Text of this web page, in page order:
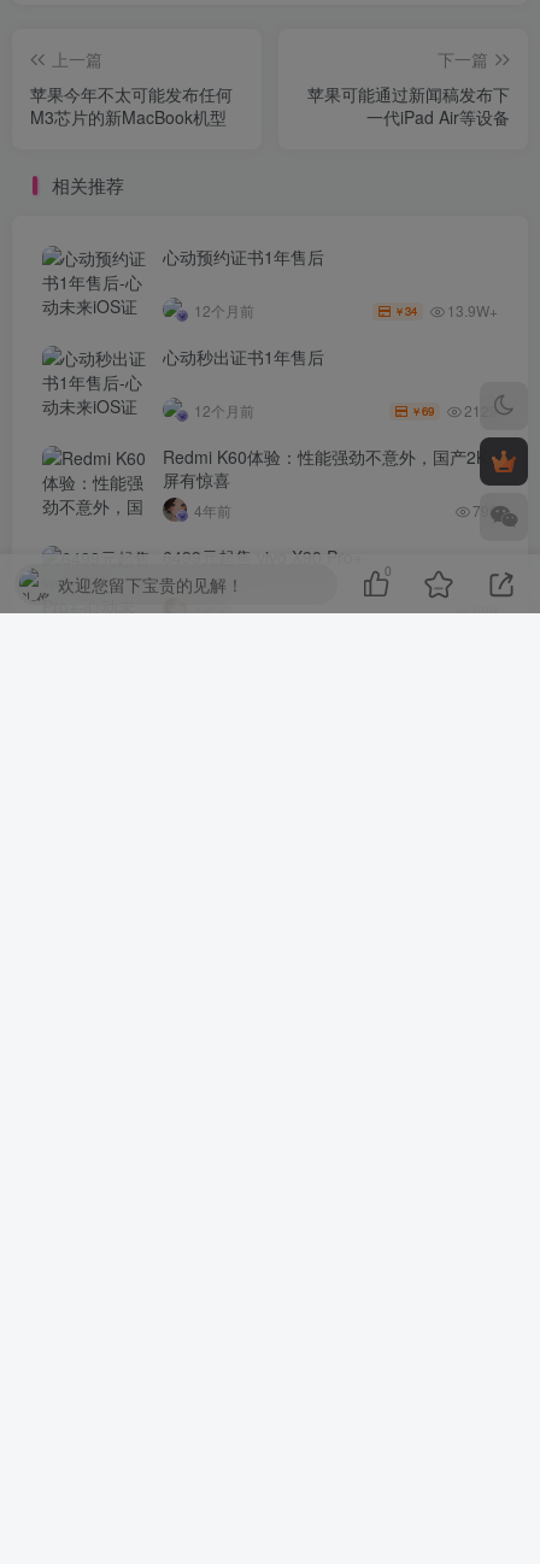
上一篇
苹果今年不太可能发布任何
M3芯片的新MacBook机型
下一篇
苹果可能通过新闻稿发布下
一代iPad Air等设备
相关推荐
心动预约证书1年售后
12个月前 ￥34 13.9W+
心动秒出证书1年售后
12个月前 ￥69 2129
Redmi K60体验：性能强劲不意外，国产2K
屏有惊喜
4年前 796
6499元起售 vivo X90 Pro+
4年前 699
欢迎您留下宝贵的见解！
0